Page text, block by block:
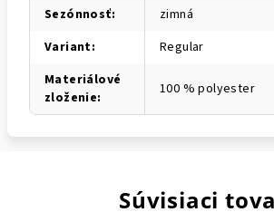
Sezónnosť:
zimná
Variant:
Regular
Materiálové
zloženie: 100 % polyester
Súvisiaci